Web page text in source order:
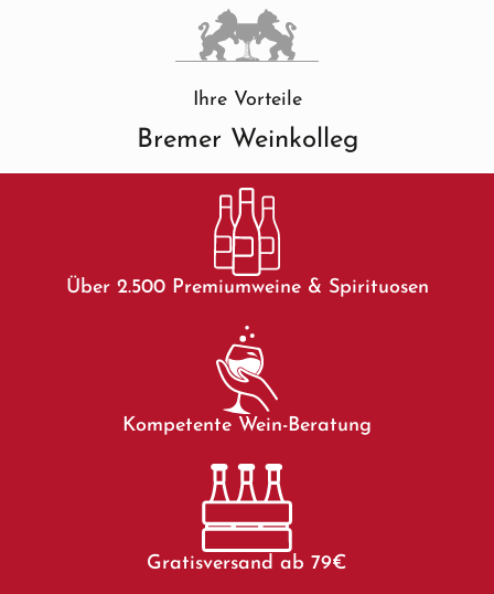
Ihre Vorteile
Bremer Weinkolleg
Über 2.500 Premiumweine & Spirituosen
Kompetente Wein-Beratung
Gratisversand ab 79€